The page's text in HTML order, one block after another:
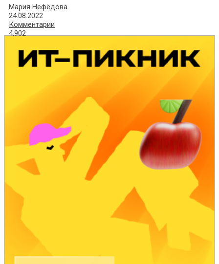
Мария Нефёдова
24.08.2022
Комментарии
4,902